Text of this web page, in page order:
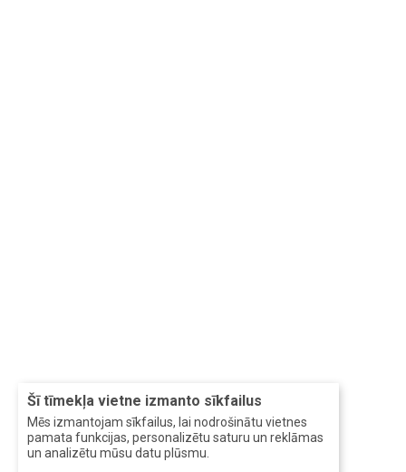
Šī tīmekļa vietne izmanto sīkfailus
Mēs izmantojam sīkfailus, lai nodrošinātu vietnes
pamata funkcijas, personalizētu saturu un reklāmas
un analizētu mūsu datu plūsmu.